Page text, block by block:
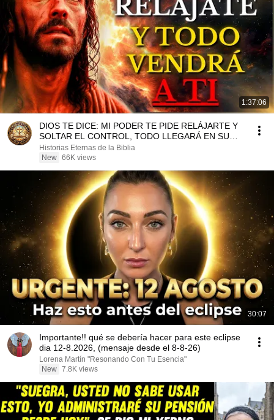
1:37:06
DIOS TE DICE: MI PODER TE PIDE RELÁJARTE Y
SOLTAR EL CONTROL, TODO LLEGARÁ EN SU
MOMENTO PERFECTO
Historias Eternas de la Biblia
New 66K views
30:07
Importante!! qué se debería hacer para este eclipse
dia 12-8.2026, (mensaje desde el 8-8-26)
Lorena Martín "Resonando Con Tu Esencia"
New 7.8K views